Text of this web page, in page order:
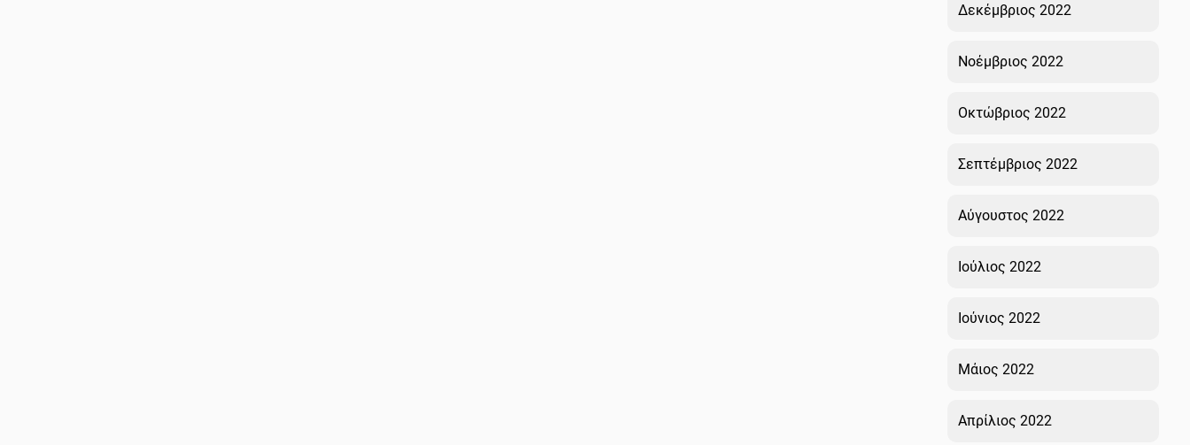
Δεκέμβριος 2022
Νοέμβριος 2022
Οκτώβριος 2022
Σεπτέμβριος 2022
Αύγουστος 2022
Ιούλιος 2022
Ιούνιος 2022
Μάιος 2022
Απρίλιος 2022